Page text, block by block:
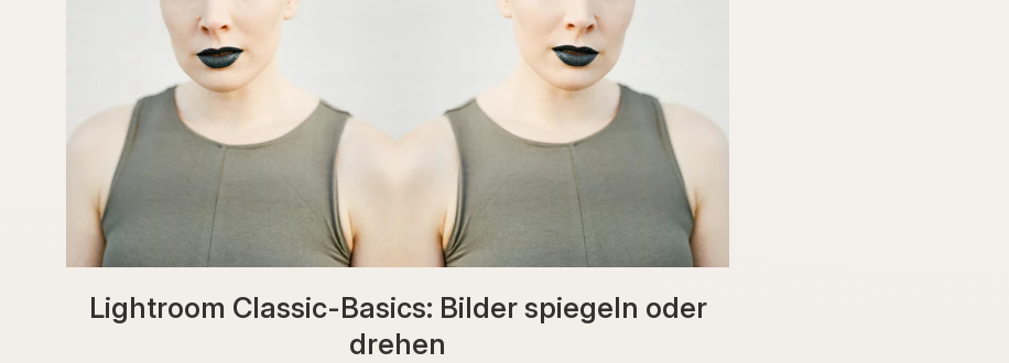
Lightroom Classic-Basics: Bilder spiegeln oder
drehen